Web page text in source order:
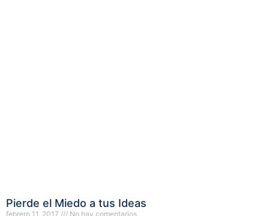
Pierde el Miedo a tus Ideas
febrero 11, 2017 No hay comentarios